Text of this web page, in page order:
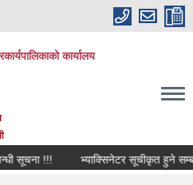
कार्यालय
सूचना !!! भ्याक्सिनेटर सूचीकृत हुने